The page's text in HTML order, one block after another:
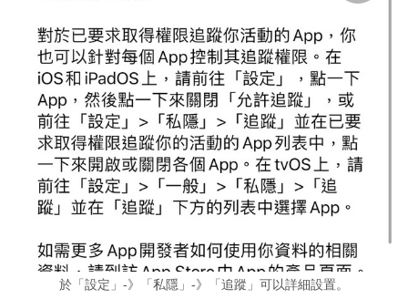
於「設定」-》「私隱」-》「追蹤」可以詳細設置。